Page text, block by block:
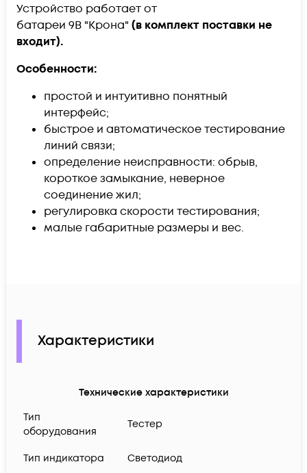
Устройство работает от
батареи 9В "Крона" (в комплект поставки не
входит).
Особенности:
простой и интуитивно понятный
интерфейс;
быстрое и автоматическое тестирование
линий связи;
определение неисправности: обрыв,
короткое замыкание, неверное
соединение жил;
регулировка скорости тестирования;
малые габаритные размеры и вес.
Характеристики
Технические характеристики
Тип
оборудования
Тестер
Тип индикатора Светодиод